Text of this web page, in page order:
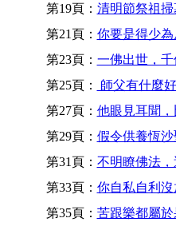
第19頁： 清明節祭祖掃
第21頁： 你要是得少
第23頁： 一佛出世，
第25頁：
師父有什麼
第27頁： 他眼見耳聞
第29頁： 假令供養恆
第31頁： 不明瞭佛法，
第33頁： 你自私自利
第35頁： 苦跟樂都屬於